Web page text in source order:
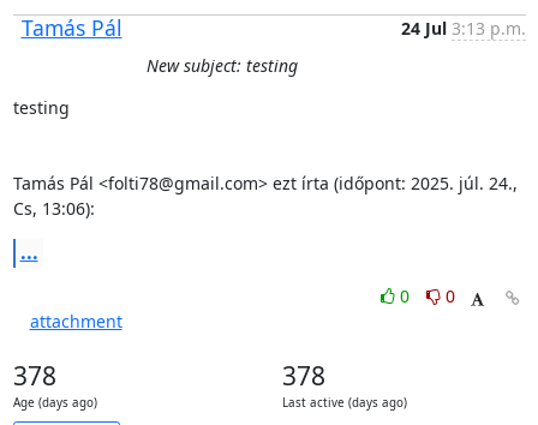
Tamás Pál 24 Jul 3:13 p.m.
New subject: testing
testing
Tamás Pál <folti78@gmail.com> ezt írta (időpont: 2025. júl. 24.,
Cs, 13:06):
...
0
0
attachment
378
Age (days ago)
378
Last active (days ago)